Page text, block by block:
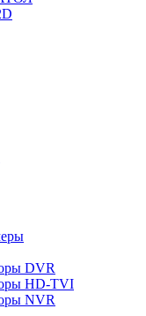
DVR
HD-TVI
NVR